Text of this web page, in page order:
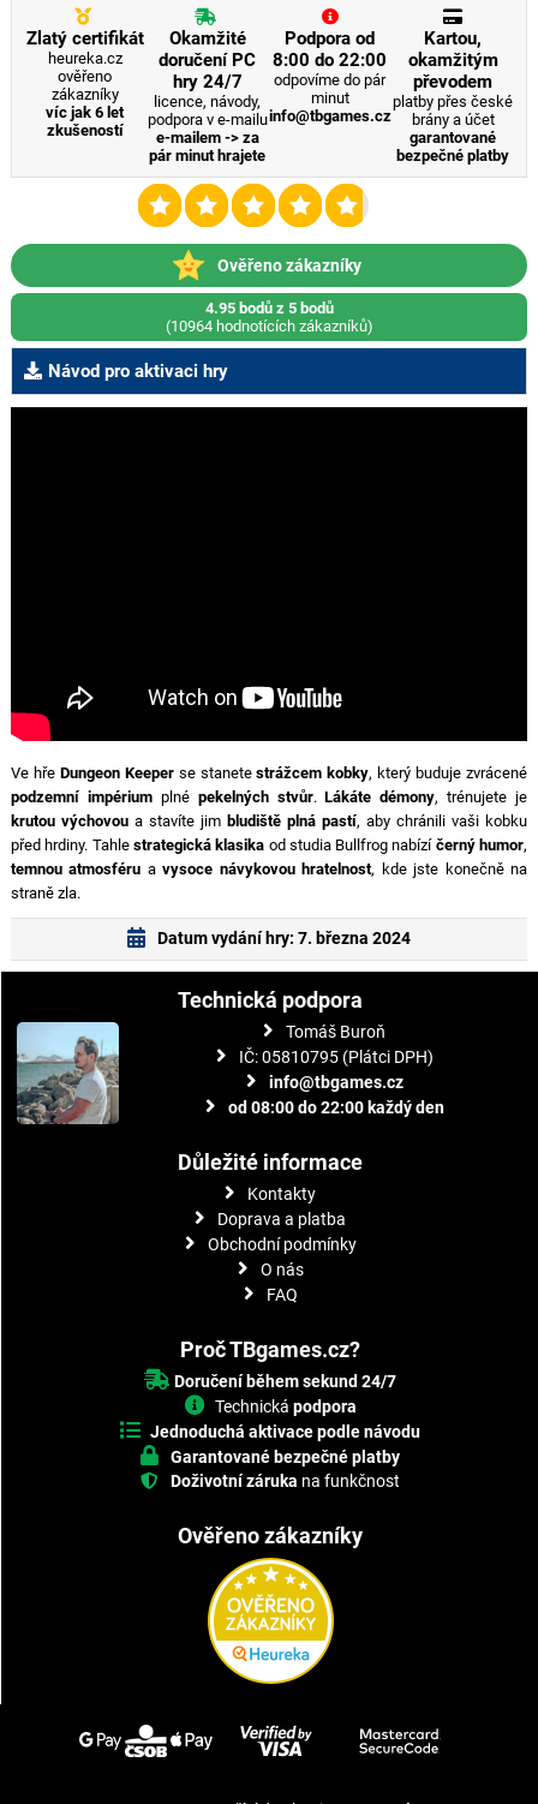
Zlatý certifikát
heureka.cz
ověřeno
zákazníky
víc jak 6 let
zkušeností
Okamžité
doručení PC
hry 24/7
licence, návody,
podpora v e-mailu
e-mailem -> za
pár minut hrajete
Podpora od
8:00 do 22:00
odpovíme do pár
minut
info@tbgames.cz
Kartou,
okamžitým
převodem
platby přes české
brány a účet
garantované
bezpečné platby
Ověřeno zákazníky
4.95 bodů z 5 bodů
(10964 hodnotících zákazníků)
Návod pro aktivaci hry
Ve hře Dungeon Keeperse stanetestrážcem kobky, který buduje zvrácené
podzemní impériumplné pekelných stvůr.Lákáte démony, trénujete je
krutou výchovoua stavíte jimbludiště plná pastí, aby chránili vaši kobku
před hrdiny. Tahle strategická klasika od studia Bullfrog nabízí černý humor,
temnou atmosféru avysoce návykovou hratelnost, kde jste konečně na
straně zla.
Datum vydání hry: 7. března 2024
Technická podpora
Tomáš Buroň
IČ: 05810795 (Plátci DPH)
info@tbgames.cz
od 08:00 do 22:00 každý den
Důležité informace
Kontakty
Doprava a platba
Obchodní podmínky
O nás
FAQ
Proč TBgames.cz?
Doručení během sekund 24/7
Technická podpora
Jednoduchá aktivace podle návodu
Garantované bezpečné platby
Doživotní záruka na funkčnost
Ověřeno zákazníky